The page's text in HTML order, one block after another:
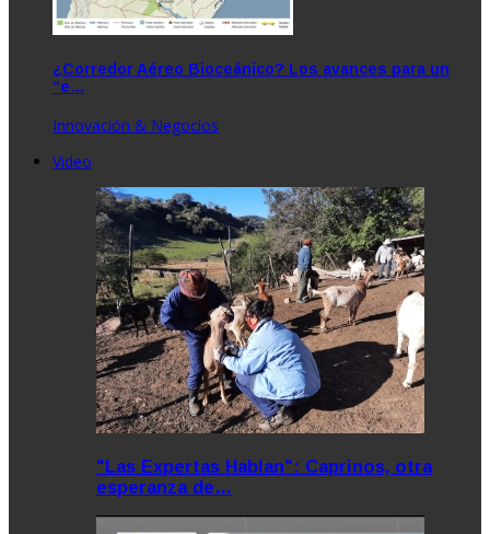
¿Corredor Aéreo Bioceánico? Los avances para un
“e…
Innovación & Negocios
Video
"Las Expertas Hablan": Caprinos, otra
esperanza de…